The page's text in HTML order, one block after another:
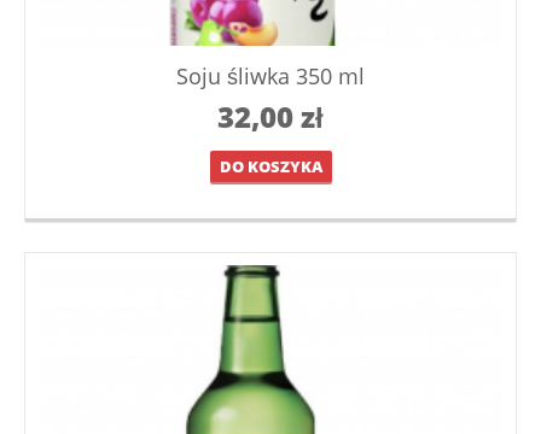
Soju śliwka 350 ml
32,00zł
DO KOSZYKA